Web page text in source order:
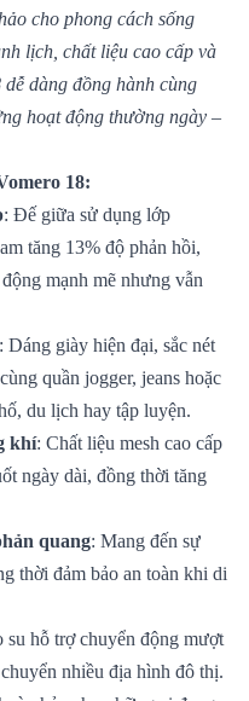
cho phong cách sống
lịch, chất liệu cao cấp và
dàng đồng hành cùng
hoạt động thường ngày –
18:
: Đế giữa sử dụng lớp
tăng 13% độ phản hồi,
mạnh mẽ nhưng vẫn
: Dáng giày hiện đại, sắc nét
quần jogger, jeans hoặc
du lịch hay tập luyện.
khí: Chất liệu mesh cao cấp
ngày dài, đồng thời tăng
quang: Mang đến sự
thời đảm bảo an toàn khi di
su hỗ trợ chuyển động mượt
nhiều địa hình đô thị.